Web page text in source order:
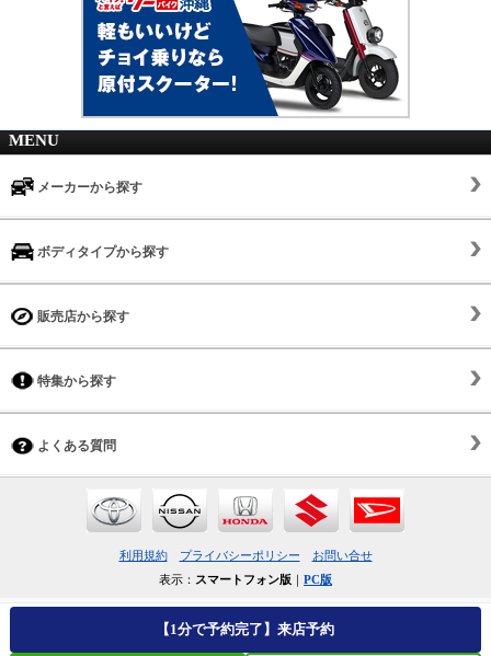
【1分で予約完了】来店予約
MENU
メーカーから探す
ボディタイプから探す
販売店から探す
特集から探す
よくある質問
利用規約 プライバシーポリシー
お問い合せ
表示： スマートフォン版 PC版